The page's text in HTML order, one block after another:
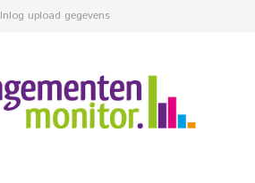
Inlog upload gegevens